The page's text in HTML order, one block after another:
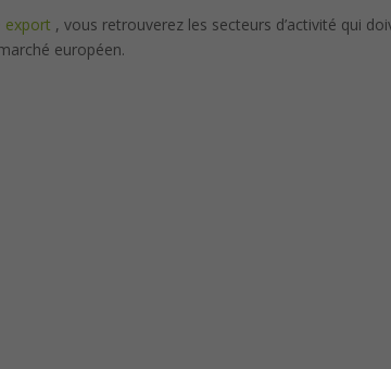
export , vous retrouverez les secteurs d’activité qui
européen.